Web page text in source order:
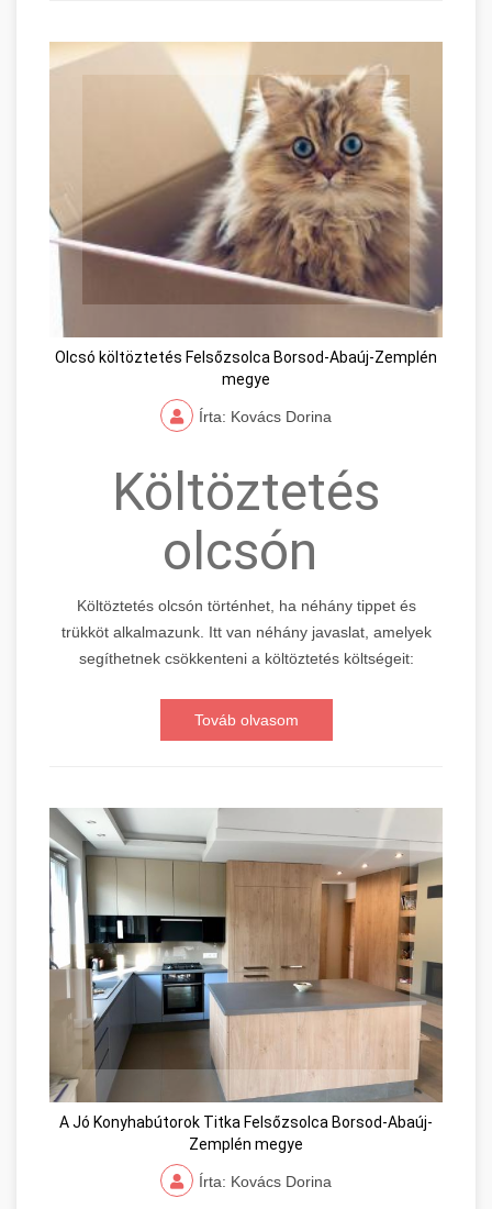
Olcsó költöztetés Felsőzsolca Borsod-Abaúj-Zemplén
megye
Írta: Kovács Dorina
Költöztetés
olcsón
Költöztetés olcsón történhet, ha néhány tippet és
trükköt alkalmazunk. Itt van néhány javaslat, amelyek
segíthetnek csökkenteni a költöztetés költségeit:
Továb olvasom
A Jó Konyhabútorok Titka Felsőzsolca Borsod-Abaúj-
Zemplén megye
Írta: Kovács Dorina